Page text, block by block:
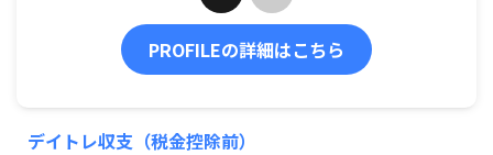
PROFILEの詳細はこちら
デイトレ収支（税金控除前）